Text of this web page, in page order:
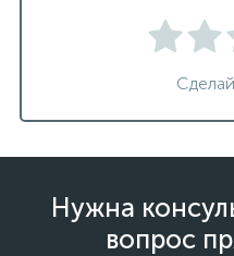
Нужна
вопрос